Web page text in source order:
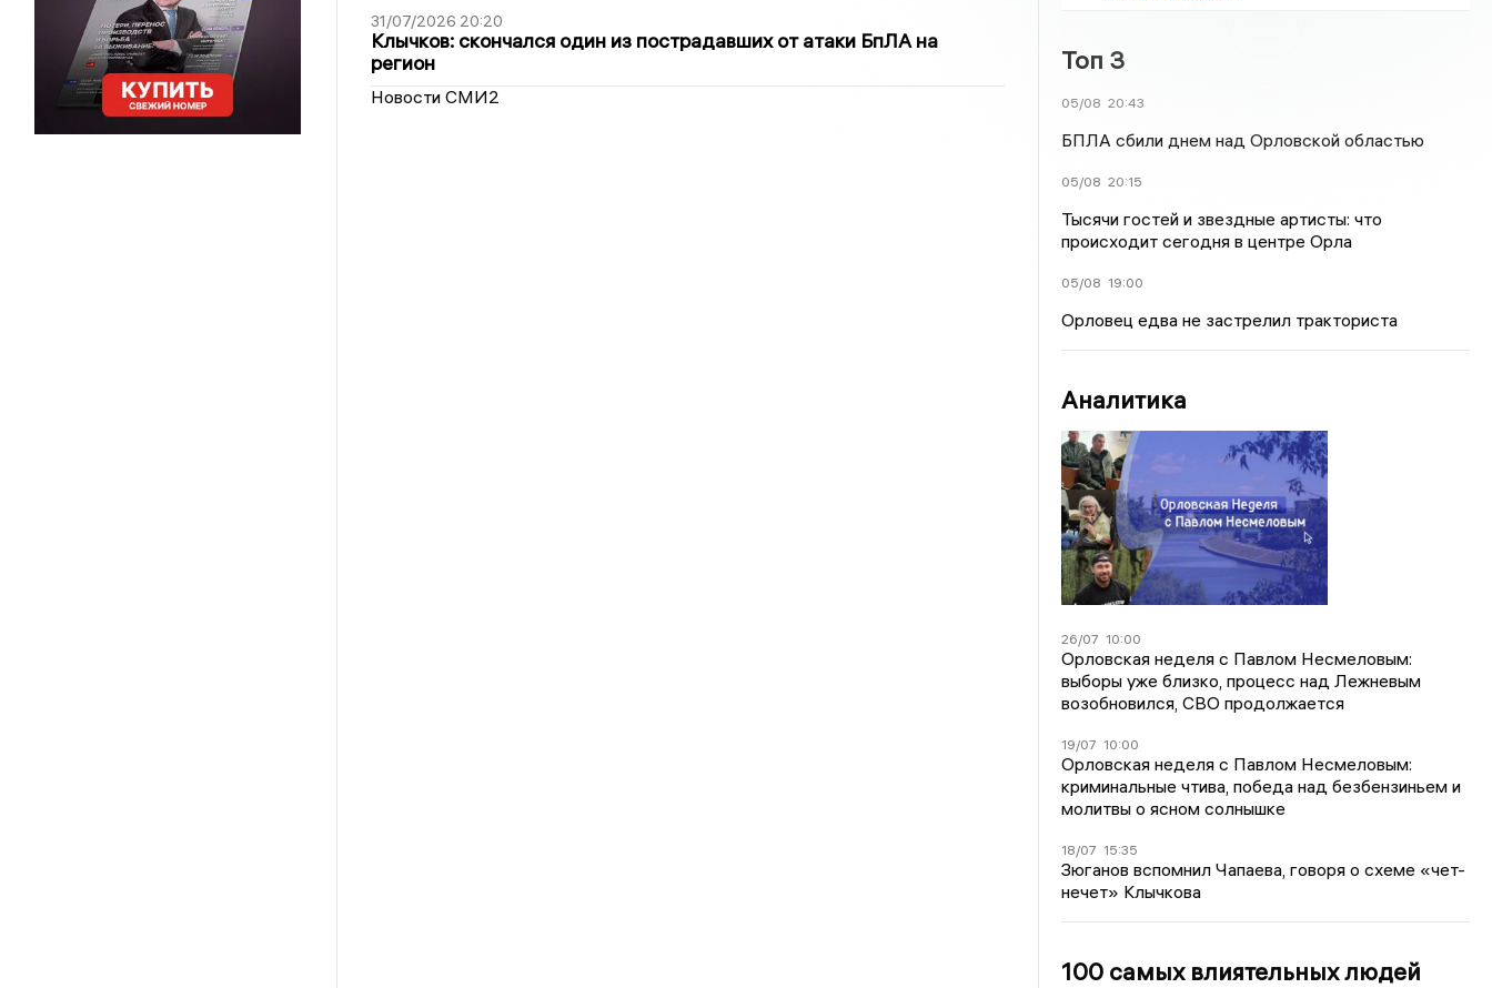
31/07/2026 20:20
Клычков: скончался один из пострадавших от атаки БпЛА на
регион
Новости СМИ2
Топ 3
05/08 20:43
БПЛА сбили днем над Орловской областью
05/08 20:15
Тысячи гостей и звездные артисты: что
происходит сегодня в центре Орла
05/08 19:00
Орловец едва не застрелил тракториста
Аналитика
26/07 10:00
Орловская неделя с Павлом Несмеловым:
выборы уже близко, процесс над Лежневым
возобновился, СВО продолжается
19/07 10:00
Орловская неделя с Павлом Несмеловым:
криминальные чтива, победа над безбензиньем и
молитвы о ясном солнышке
18/07 15:35
Зюганов вспомнил Чапаева, говоря о схеме «чет-
нечет» Клычкова
100 самых влиятельных людей